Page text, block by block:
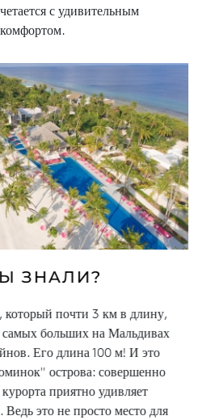
с удивительным
комфортом.
ЗНАЛИ?
который почти 3 км в длину,
самых больших на Мальдивах
Его длина 100 м! И это
острова: совершенно
приятно удивляет
Ведь это не просто место для